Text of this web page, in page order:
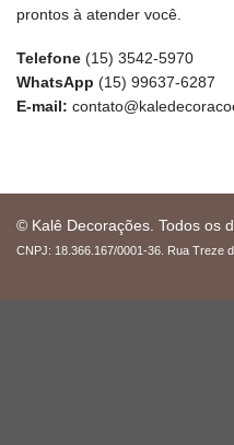
prontos à atender você.
Telefone (15) 3542-5970
WhatsApp (15) 99637-6287
E-mail:
© Kalê Decorações. Todos os
CNPJ: 18.366.167/0001-36. Rua Treze